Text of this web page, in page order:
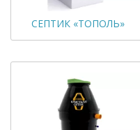
СЕПТИК «ТОПОЛЬ»